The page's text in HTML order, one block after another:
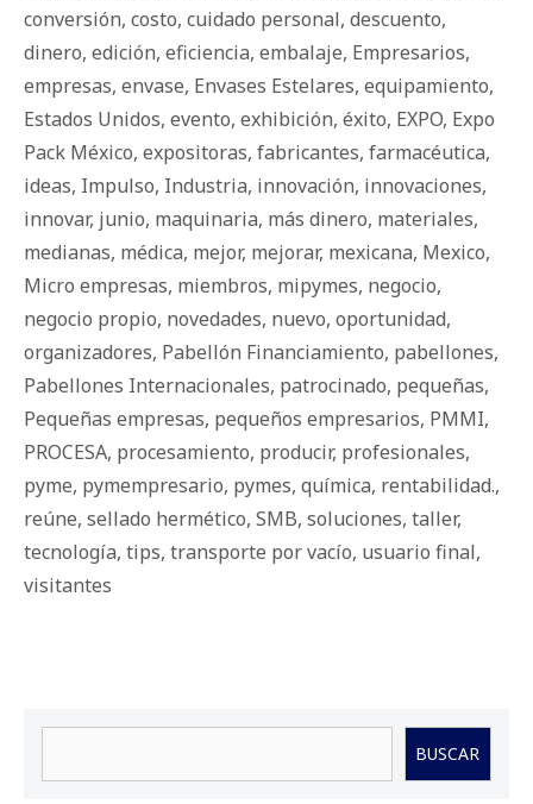
conversión, costo, cuidado personal, descuento,
dinero, edición, eficiencia, embalaje, Empresarios,
empresas, envase, Envases Estelares, equipamiento,
Estados Unidos, evento, exhibición, éxito, EXPO, Expo
Pack México, expositoras, fabricantes, farmacéutica,
ideas, Impulso, Industria, innovación, innovaciones,
innovar, junio, maquinaria, más dinero, materiales,
medianas, médica, mejor, mejorar, mexicana, Mexico,
Micro empresas, miembros, mipymes, negocio,
negocio propio, novedades, nuevo, oportunidad,
organizadores, Pabellón Financiamiento, pabellones,
Pabellones Internacionales, patrocinado, pequeñas,
Pequeñas empresas, pequeños empresarios, PMMI,
PROCESA, procesamiento, producir, profesionales,
pyme, pymempresario, pymes, química, rentabilidad.,
reúne, sellado hermético, SMB, soluciones, taller,
tecnología, tips, transporte por vacío, usuario final,
visitantes
BUSCAR